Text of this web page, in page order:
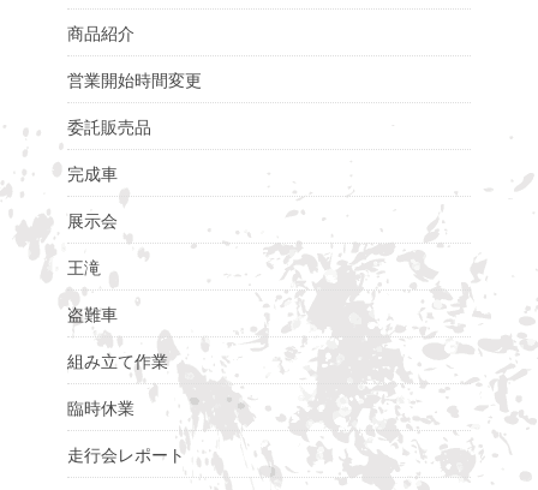
商品紹介
営業開始時間変更
委託販売品
完成車
展示会
王滝
盗難車
組み立て作業
臨時休業
走行会レポート